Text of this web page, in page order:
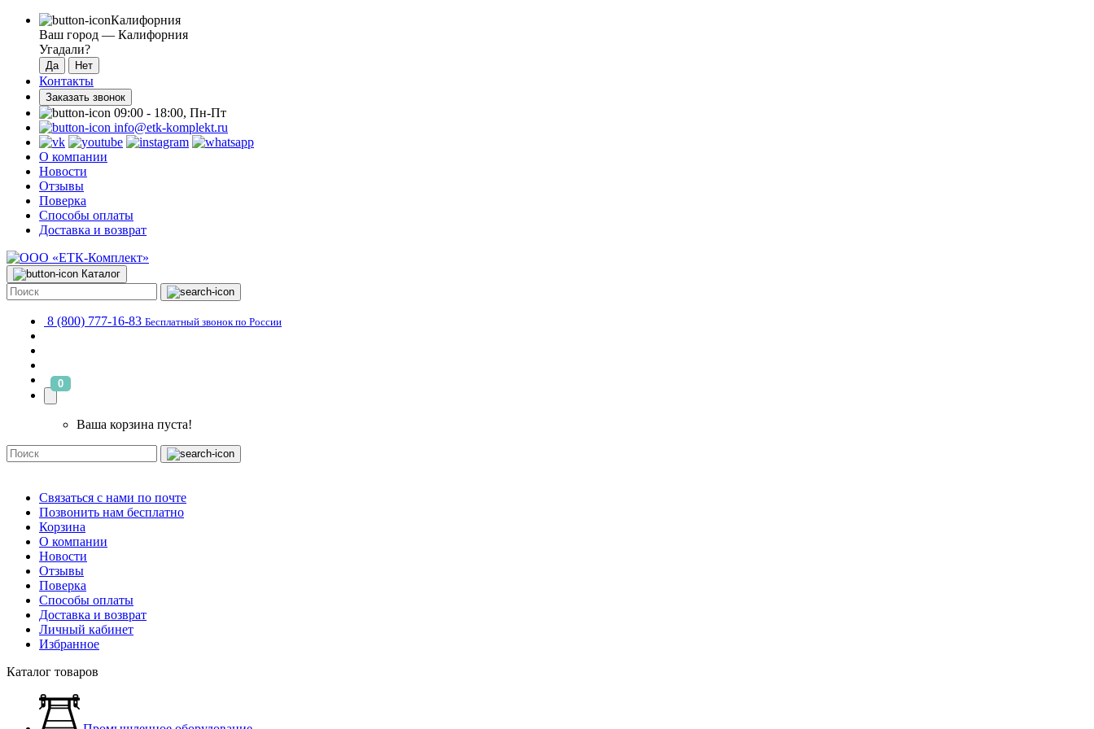
Калифорния
Ваш город — Калифорния
Угадали?
Контакты
Заказать звонок
09:00 - 18:00, Пн-Пт
info@etk-komplekt.ru
О компании
Новости
Отзывы
Поверка
Способы оплаты
Доставка и возврат
Каталог
8 (800) 777-16-83 Бесплатный звонок по России
0
Ваша корзина пуста!
Связаться с нами по почте
Позвонить нам бесплатно
Корзина
О компании
Новости
Отзывы
Поверка
Способы оплаты
Доставка и возврат
Личный кабинет
Избранное
Каталог товаров